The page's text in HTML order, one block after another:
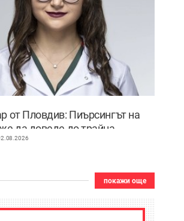
от Пловдив: Пиърсингът на
да доведе до трайна
покажи още